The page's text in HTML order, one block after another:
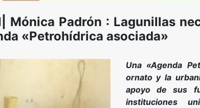
Mónica Padrón : Lagunillas
«Petrohídrica asociada»
Una «Agenda
ornato y la
apoyo de sus
instituciones